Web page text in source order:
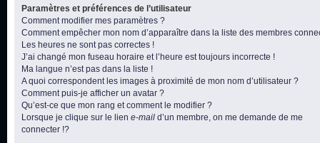
Paramètres et préférences de l’utilisateur
Comment modifier mes paramètres ?
Comment empêcher mon nom d’apparaître dans la liste des membres
Les heures ne sont pas correctes !
J’ai changé mon fuseau horaire et l’heure est toujours incorrecte !
Ma langue n’est pas dans la liste !
A quoi correspondent les images à proximité de mon nom d’utilisateur ?
Comment puis-je afficher un avatar ?
Qu’est-ce que mon rang et comment le modifier ?
Lorsque je clique sur le lien e-mail d’un membre, on me demande de me
connecter !?